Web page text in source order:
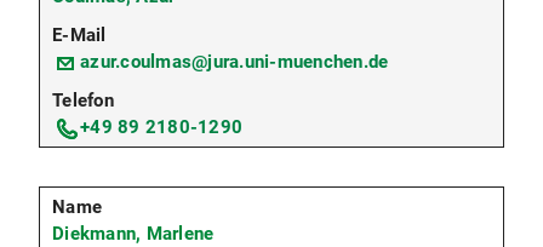
azur.coulmas@jura.uni-muenchen.de
+49 89 2180-1290
Diekmann, Marlene